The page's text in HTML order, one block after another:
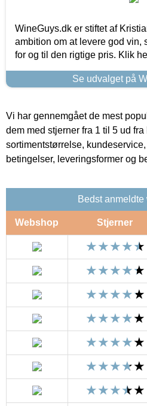
WineGuys.dk er stiftet af
ambition om at levere god vin,
for og til den rigtige pris. Klik
Se udvalget på
Vi har gennemgået de mest
dem med stjerner fra 1 til 5 ud
sortimentstørrelse,
betingelser, leveringsformer og
Bedst
Webshop Stjerner